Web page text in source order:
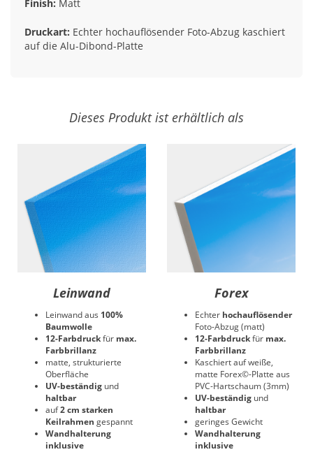
Finish: Matt
Druckart: Echter hochauflösender Foto-Abzug kaschiert
auf die Alu-Dibond-Platte
Dieses Produkt ist erhältlich als
Leinwand
Leinwand aus 100%
Baumwolle
12-Farbdruckfür max.
Farbbrillanz
matte, strukturierte
Oberfläche
UV-beständig und
haltbar
auf2 cm starken
Keilrahmen gespannt
Wandhalterung
inklusive
Forex
Echter hochauflösender
Foto-Abzug (matt)
12-Farbdruckfür max.
Farbbrillanz
Kaschiert auf weiße,
matte Forex©-Platte aus
PVC-Hartschaum (3mm)
UV-beständig und
haltbar
geringes Gewicht
Wandhalterung
inklusive